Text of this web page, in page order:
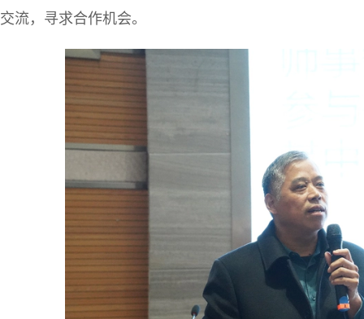
交流，寻求合作机会。